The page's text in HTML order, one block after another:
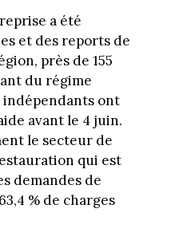
a été
et des reports de
près de 155
du régime
ont
avant le 4 juin.
le secteur de
qui est
demandes de
% de charges